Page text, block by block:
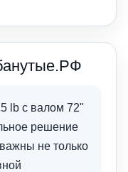
lb с валом 72"
решение
не только